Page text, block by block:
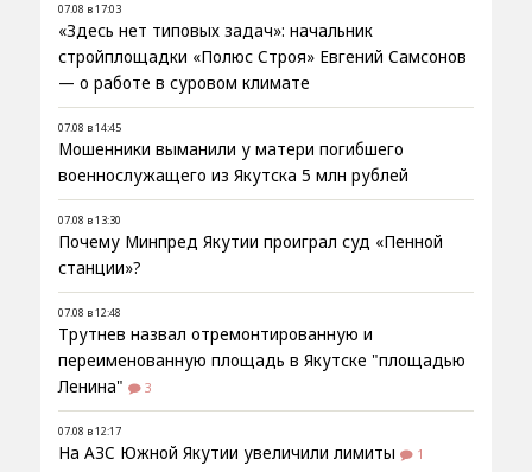
07.08 в 17:03
«Здесь нет типовых задач»: начальник
стройплощадки «Полюс Строя» Евгений Самсонов
— о работе в суровом климате
07.08 в 14:45
Мошенники выманили у матери погибшего
военнослужащего из Якутска 5 млн рублей
07.08 в 13:30
Почему Минпред Якутии проиграл суд «Пенной
станции»?
07.08 в 12:48
Трутнев назвал отремонтированную и
переименованную площадь в Якутске "площадью
Ленина"
3
07.08 в 12:17
На АЗС Южной Якутии увеличили лимиты 1